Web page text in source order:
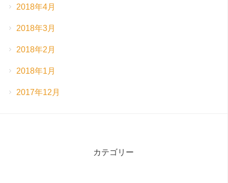
2018年4月
2018年3月
2018年2月
2018年1月
2017年12月
カテゴリー